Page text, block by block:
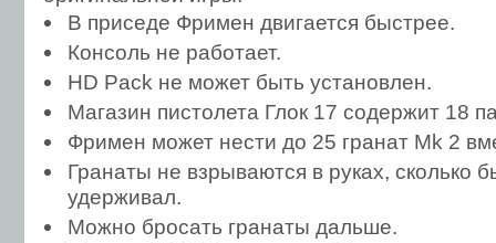
В приседе Фримен двигается быстрее.
Консоль не работает.
HD Pack не может быть установлен.
Магазин пистолета Глок 17 содержит 18
Фримен может нести до 25 гранат Mk 2
Гранаты не взрываются в руках, сколько
удерживал.
Можно бросать гранаты дальше.